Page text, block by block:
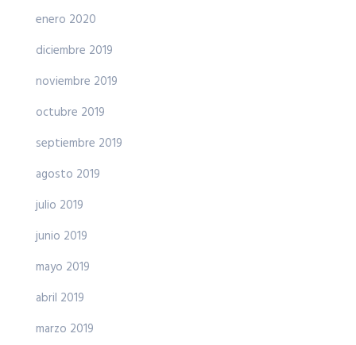
enero 2020
diciembre 2019
noviembre 2019
octubre 2019
septiembre 2019
agosto 2019
julio 2019
junio 2019
mayo 2019
abril 2019
marzo 2019